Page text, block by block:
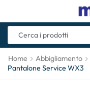
Home Abbigliamento
Pantalone Service WX3